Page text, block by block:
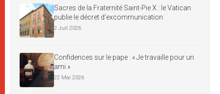
Sacres de la Fraternité Saint-Pie X : le Vatican
publie le décret d’excommunication
2 Juil 2026
Confidences sur le pape : « Je travaille pour un
ami »
22 Mai 2026